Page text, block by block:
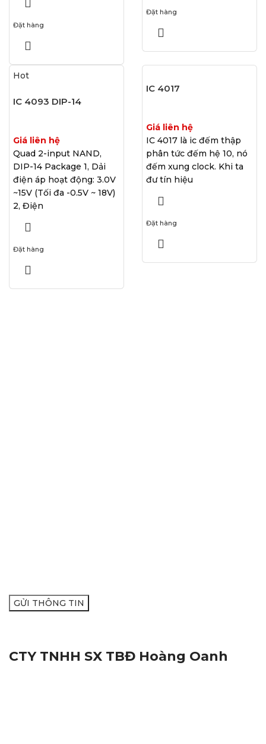
Đặt hàng
Đặt hàng
Hot
IC 4093 DIP-14
Giá liên hệ
Quad 2-input NAND,
DIP-14 Package 1, Dải
điện áp hoạt động: 3.0V
~15V (Tối đa -0.5V ~ 18V)
2, Điện
Đặt hàng
IC 4017
Giá liên hệ
IC 4017 là ic đếm thập
phân tức đếm hệ 10, nó
đếm xung clock. Khi ta
đư tín hiệu
Đặt hàng
CTY TNHH SX TBĐ Hoàng Oanh